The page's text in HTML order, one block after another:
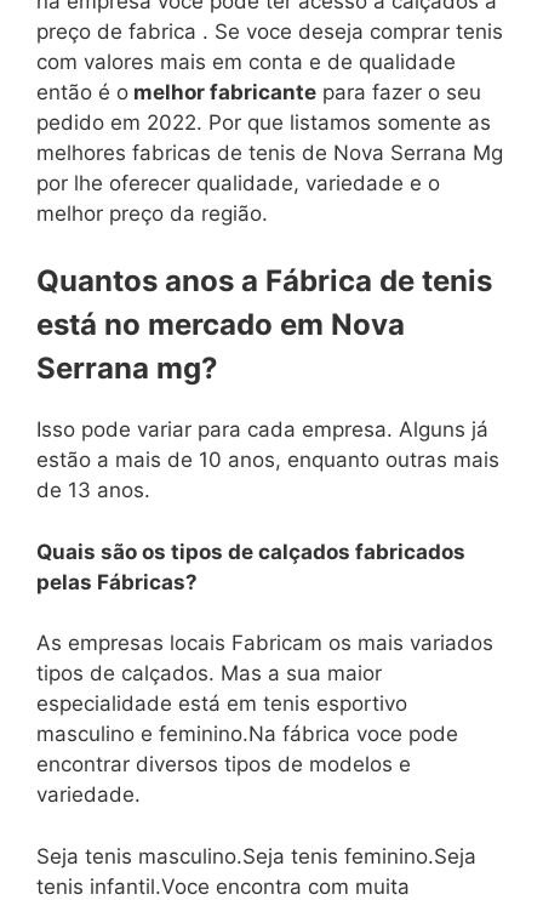
preço de fabrica . Se voce deseja comprar tenis
com valores mais em conta e de qualidade
então é o melhor fabricante para fazer o seu
pedido em 2022. Por que listamos somente as
melhores fabricas de tenis de Nova Serrana Mg
por lhe oferecer qualidade, variedade e o
melhor preço da região.
Quantos anos a Fábrica de tenis
está no mercado em Nova
Serrana mg?
Isso pode variar para cada empresa. Alguns já
estão a mais de 10 anos, enquanto outras mais
de 13 anos.
Quais são os tipos de calçados fabricados
pelas Fábricas?
As empresas locais Fabricam os mais variados
tipos de calçados. Mas a sua maior
especialidade está em tenis esportivo
masculino e feminino.Na fábrica voce pode
encontrar diversos tipos de modelos e
variedade.
Seja tenis masculino.Seja tenis feminino.Seja
tenis infantil.Voce encontra com muita